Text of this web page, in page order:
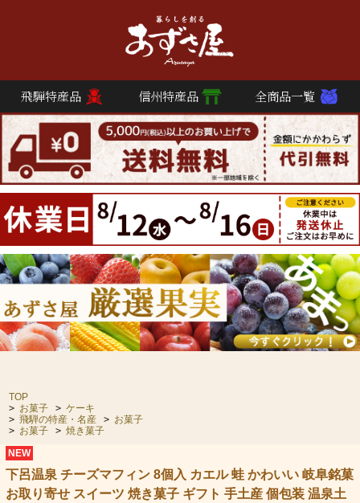
飛騨特産品 信州特産品 全商品一覧
TOP
> お菓子 > ケーキ
> 飛騨の特産・名産 > お菓子
> お菓子 > 焼き菓子
NEW
下呂温泉 チーズマフィン 8個入 カエル 蛙 かわいい 岐阜銘菓
お取り寄せ スイーツ 焼き菓子 ギフト 手土産 個包装 温泉土